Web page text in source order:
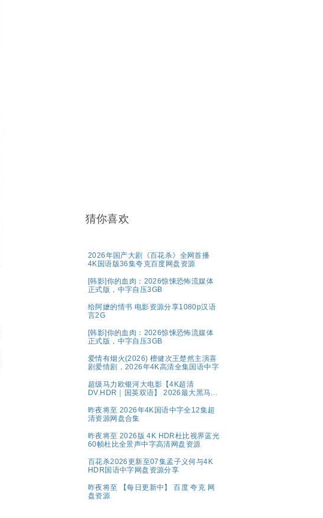
猜你喜欢
2026年国产大剧《百花杀》全网首播
4K国语版36集夸克百度网盘资源
[韩影]你的血肉：2026惊悚恐怖流媒体
正式版，中字自压3GB
给阿嬷的情书 电影资源分享1080p汉语
言2G
[韩影]你的血肉：2026惊悚恐怖流媒体
正式版，中字自压3GB
爱情有烟火(2026) 檀健次王楚然主演喜
剧爱情剧，2026年4K高清全集国语中字
超级马力欧银河大电影【4K超清
DV.HDR｜国英双语】 2026最大黑马！
昨夜将至 2026年4K国语中字全12集超
清资源网盘合集
昨夜将至 2026版 4K HDR杜比视界蓝光
60帧杜比全景声中字高清网盘资源
百花杀2026更新至07集孟子义何与4K
HDR国语中字网盘资源分享
昨夜将至 【每日更新中】 百度 夸克 网
盘资源